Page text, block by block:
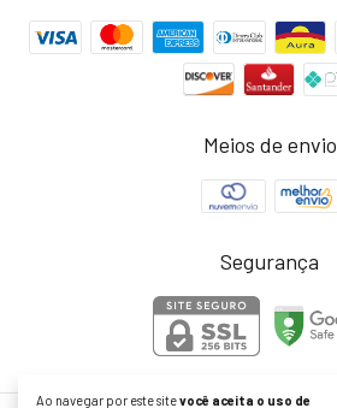
Ao navegar por este sitevocê aceita o uso de
Meios de envio
Segurança